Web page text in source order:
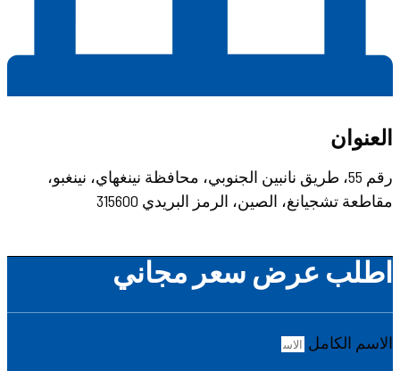
العنوان
رقم 55، طريق نانبين الجنوبي، محافظة نينغهاي، نينغبو،
مقاطعة تشجيانغ، الصين، الرمز البريدي 315600
اطلب عرض سعر مجاني
الاسم الكامل